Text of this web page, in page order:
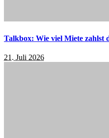
Talkbox: Wie viel Miete zahlst
21. Juli 2026